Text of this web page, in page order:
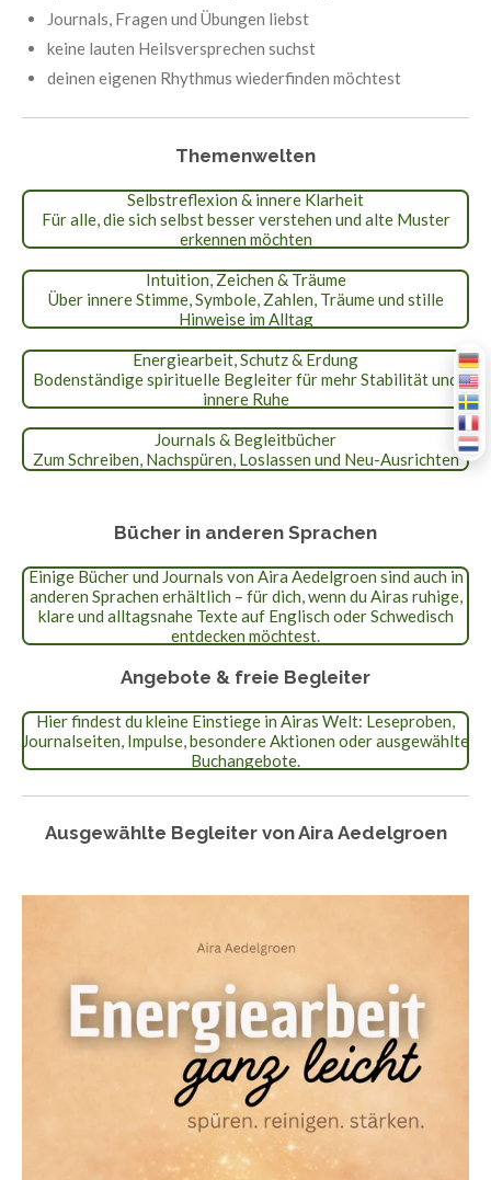
Journals, Fragen und Übungen liebst
keine lauten Heilsversprechen suchst
deinen eigenen Rhythmus wiederfinden möchtest
Themenwelten
Selbstreflexion & innere Klarheit
Für alle, die sich selbst besser verstehen und alte Muster
erkennen möchten
Intuition, Zeichen & Träume
Über innere Stimme, Symbole, Zahlen, Träume und stille
Hinweise im Alltag
Energiearbeit, Schutz & Erdung
Bodenständige spirituelle Begleiter für mehr Stabilität und
innere Ruhe
Journals & Begleitbücher
Zum Schreiben, Nachspüren, Loslassen und Neu-Ausrichten
Bücher in anderen Sprachen
Einige Bücher und Journals von Aira Aedelgroen sind auch in
anderen Sprachen erhältlich – für dich, wenn du Airas ruhige,
klare und alltagsnahe Texte auf Englisch oder Schwedisch
entdecken möchtest.
Angebote & freie Begleiter
Hier findest du kleine Einstiege in Airas Welt: Leseproben,
Journalseiten, Impulse, besondere Aktionen oder ausgewählte
Buchangebote.
Ausgewählte Begleiter von Aira Aedelgroen